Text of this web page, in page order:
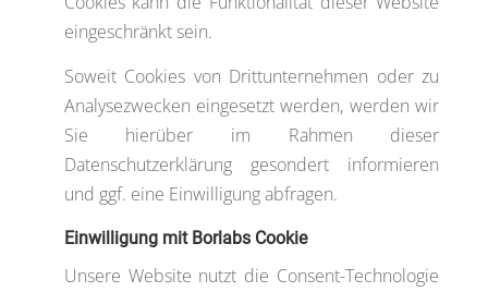
eingeschränkt sein.
Soweit Cookies von Drittunternehmen oder zu
Analysezwecken eingesetzt werden, werden wir
Sie hierüber im Rahmen dieser
Datenschutzerklärung gesondert informieren
und ggf. eine Einwilligung abfragen.
Einwilligung mit Borlabs Cookie
Unsere Website nutzt die Consent-Technologie